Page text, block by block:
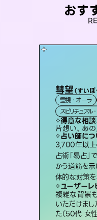
おす
彗望（すいぼ
霊視・オーラ
スピリチュアル
得意な相談
片想い、あ
占い師につ
3,700年以
占術「易占
かう道筋を
体的な対策を
ユーザーレ
複雑な背景
いただけま
た（50代 女性
セラ
霊視・
スピリチ
得意
片想い
占い
連絡再
多数。
験があ
い未来
ユー
とても
らは何
しゃる
恋
復
思
い
紐ユ
安
さ
持ち
霊